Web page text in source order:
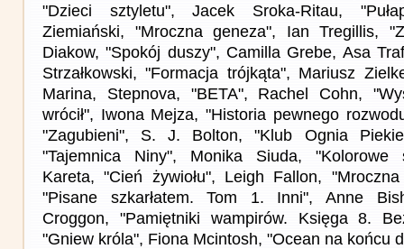
"Dzieci sztyletu", Jacek Sroka-Ritau,
Ziemiański, "Mroczna geneza", Ian Tregillis,
Diakow, "Spokój duszy", Camilla Grebe, Asa
Strzałkowski, "Formacja trójkąta", Mariusz
Marina, Stepnova, "BETA", Rachel Cohn,
wrócił", Iwona Mejza, "Historia pewnego
"Zagubieni", S. J. Bolton, "Klub Ognia
"Tajemnica Niny", Monika Siuda, "Kolorowe
Kareta, "Cień żywiołu", Leigh Fallon,
"Pisane szkarłatem. Tom 1. Inni", Anne
Croggon, "Pamiętniki wampirów. Księga 8.
"Gniew króla", Fiona Mcintosh, "Ocean na końcu